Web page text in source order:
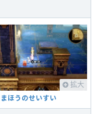
拡大
まほうのせいすい